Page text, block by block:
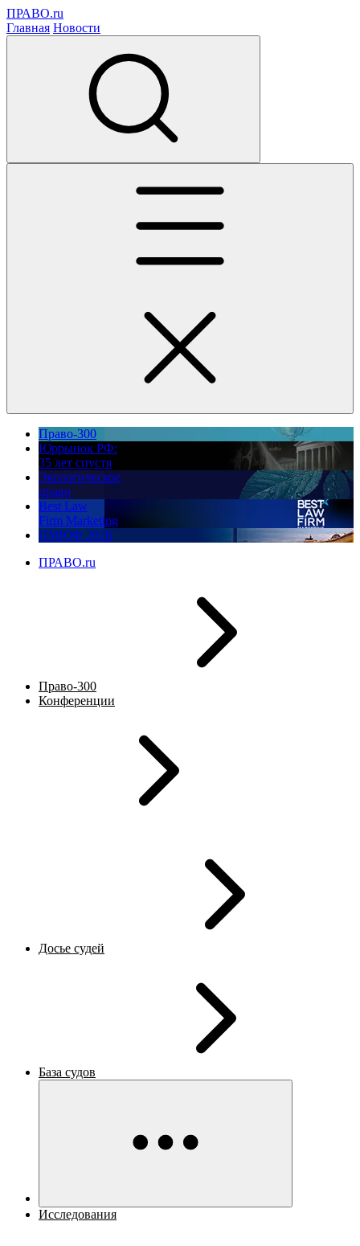
ПРАВО.ru
Главная Новости
Право-300
Юррынок РФ:
35 лет спустя
Экологическое
право
Best Law
Firm Marketing
ПМЮФ 2026
ПРАВО.ru
Право-300
Конференции
Досье судей
База судов
Исследования